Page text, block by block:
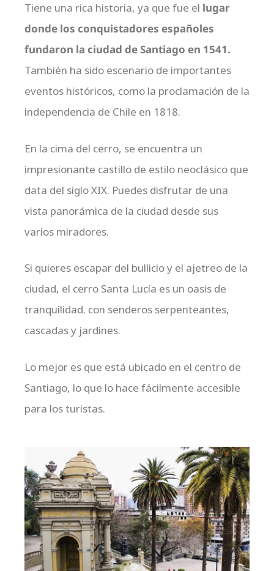
Tiene una rica historia, ya que fue el lugar
donde los conquistadores españoles
fundaron la ciudad de Santiago en 1541.
También ha sido escenario de importantes
eventos históricos, como la proclamación de la
independencia de Chile en 1818.
En la cima del cerro, se encuentra un
impresionante castillo de estilo neoclásico que
data del siglo XIX. Puedes disfrutar de una
vista panorámica de la ciudad desde sus
varios miradores.
Si quieres escapar del bullicio y el ajetreo de la
ciudad, el cerro Santa Lucía es un oasis de
tranquilidad. con senderos serpenteantes,
cascadas y jardines.
Lo mejor es que está ubicado en el centro de
Santiago, lo que lo hace fácilmente accesible
para los turistas.